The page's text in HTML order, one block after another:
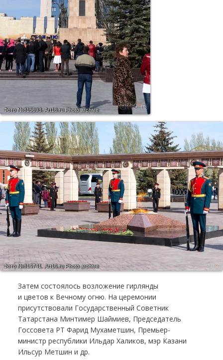
Фото №815693.Art16.ru Photo archive
Фото №815741.Art16.ru Photo archive
Затем состоялось возложение гирлянды
и цветов к Вечному огню. На церемонии
присутствовали Государственный Советник
Татарстана Минтимер Шаймиев, Председатель
Госсовета РТ Фарид Мухаметшин, Премьер-
министр республики Ильдар Халиков, мэр Казани
Ильсур Метшин и др.